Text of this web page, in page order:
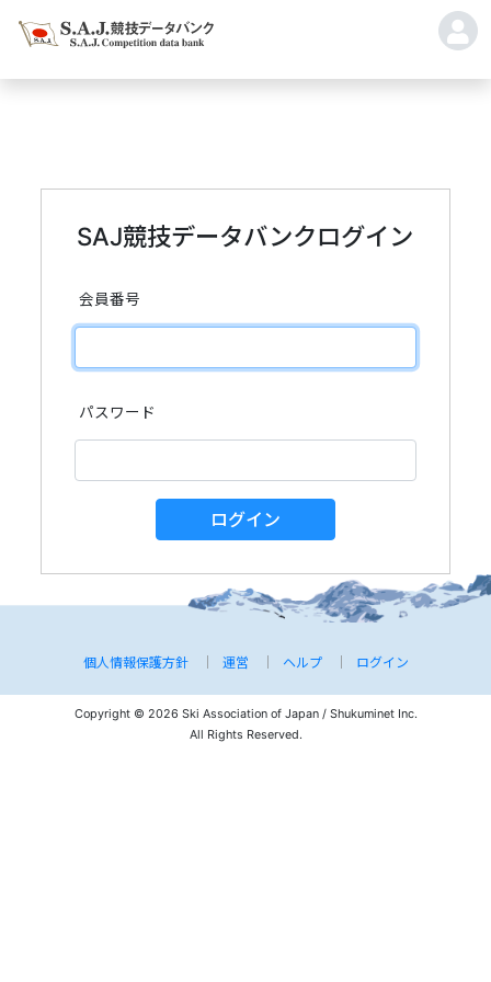
SAJ競技データバンクログイン
会員番号
パスワード
ログイン
個人情報保護方針 運営 ヘルプ ログイン
Copyright © 2026 Ski Association of Japan / Shukuminet Inc.
All Rights Reserved.